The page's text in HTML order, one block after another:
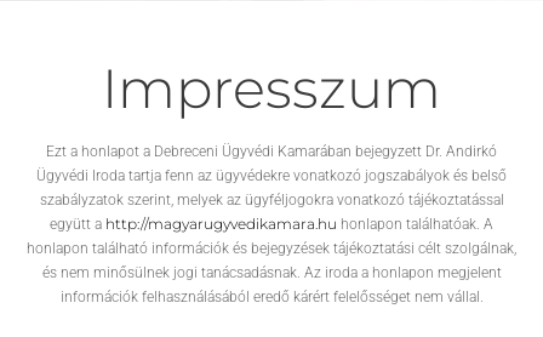
Impresszum
Ezt a honlapot a Debreceni Ügyvédi Kamarában bejegyzett Dr. Andirkó
Ügyvédi Iroda tartja fenn az ügyvédekre vonatkozó jogszabályok és belső
szabályzatok szerint, melyek az ügyféljogokra vonatkozó tájékoztatással
együtt a http://magyarugyvedikamara.hu honlapon találhatóak. A
honlapon található információk és bejegyzések tájékoztatási célt szolgálnak,
és nem minősülnek jogi tanácsadásnak. Az iroda a honlapon megjelent
információk felhasználásából eredő kárért felelősséget nem vállal.